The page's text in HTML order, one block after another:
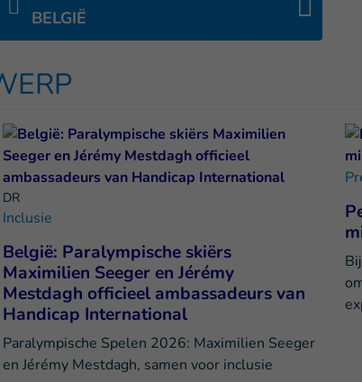
BELGIË
DR
Inclusie
België: Paralympische skiërs
Maximilien Seeger en Jérémy
Mestdagh officieel ambassadeurs van
Handicap International
Paralympische Spelen 2026: Maximilien Seeger
en Jérémy Mestdagh, samen voor inclusie